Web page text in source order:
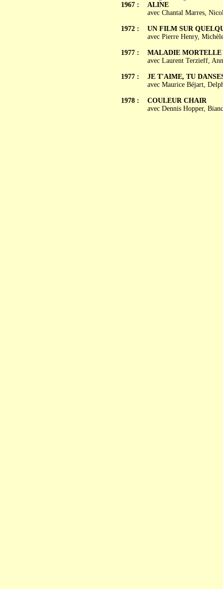
1967 :
1972 :
1977 :
1977 :
1978 :
ALINE
avec Chantal Marres,
UN FILM SUR
avec Pierre Henry,
MALADIE MORTELLE
avec Laurent Terzieff,
JE T'AIME, TU
avec Maurice Béjart,
COULEUR CHAIR
avec Dennis Hopper,